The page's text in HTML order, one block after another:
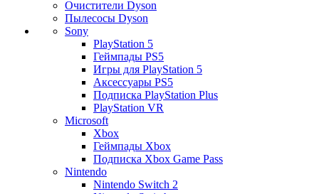
Очистители Dyson
Пылесосы Dyson
Sony
PlayStation 5
Геймпады PS5
Игры для PlayStation 5
Аксессуары PS5
Подписка PlayStation Plus
PlayStation VR
Microsoft
Xbox
Геймпады Xbox
Подписка Xbox Game Pass
Nintendo
Nintendo Switch 2